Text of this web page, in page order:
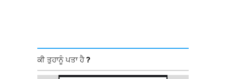
ਕੀ ਤੁਹਾਨੂੰ ਪਤਾ ਹੈ ?